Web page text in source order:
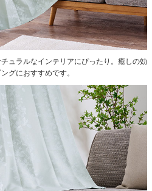
ュラルなインテリアにぴったり。癒しの効
グにおすすめです。